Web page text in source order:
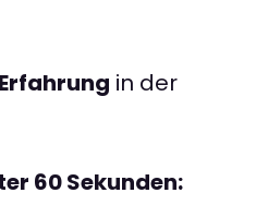
in der
60 Sekunden: